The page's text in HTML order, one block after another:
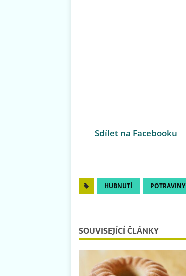
Sdílet na Facebooku
HUBNUTÍ POTRAVINY
SOUVISEJÍCÍ ČLÁNKY